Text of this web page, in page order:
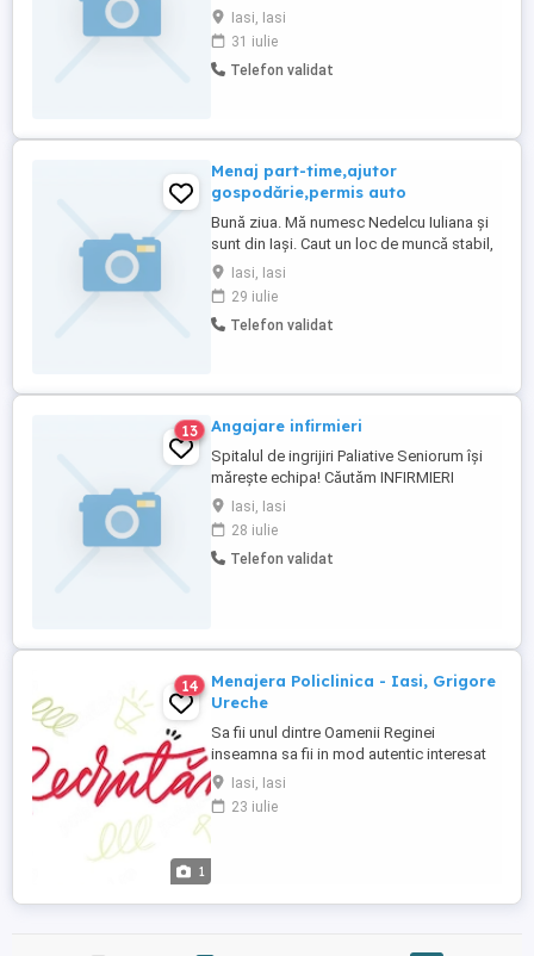
Atena pe o perioadă lungă de timp.
Iasi, Iasi
31 iulie
Telefon validat
Menaj part-time,ajutor
gospodărie,permis auto
Bună ziua. Mă numesc Nedelcu Iuliana și
sunt din Iași. Caut un loc de muncă stabil,
part-time, cu program clar, unde pot lucra
organizat și serios. Am peste 20 de ani
experiență ca gospodină. Mă ocup de
curățenie și întreținere locuință, gătit zilnic,
Iasi, Iasi
29 iulie
Telefon validat
13 Angajare infirmieri
Spitalul de ingrijiri Paliative Seniorum își
mărește echipa! Căutăm INFIRMIERI
dedicați Dacă ai grijă, empatie și îți dorești
să lucrezi într-un mediu plăcut, te vrem
alături de noi! Ce căutăm? Persoane
responsabile și atente la nevoile seniorilor
Iasi, Iasi
28 iulie
Telefon validat
1
14
Menajera Policlinica - Iasi, Grigore
Ureche
Sa fii unul dintre Oamenii Reginei
inseamna sa fii in mod autentic interesat
de binele celor din jur. In rolul de Menajera
vei avea un impact pozitiv in viata
pacientilor, deoarece asiguri voia buna si
Iasi, Iasi
23 iulie